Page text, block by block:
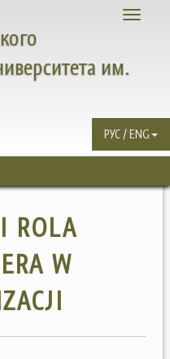
Toggle
им.
РУС / ENG
ROLA
W